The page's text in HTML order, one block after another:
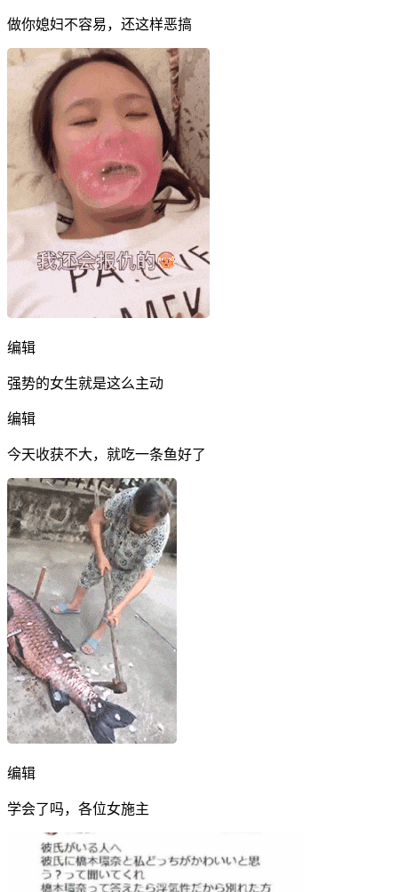
做你媳妇不容易，还这样恶搞
编辑
强势的女生就是这么主动
编辑
今天收获不大，就吃一条鱼好了
编辑
学会了吗，各位女施主